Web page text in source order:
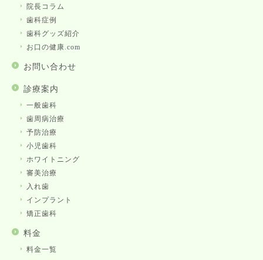
院長コラム
歯科症例
歯科グッズ紹介
お口の健康.com
お問い合わせ
診療案内
一般歯科
歯周病治療
予防治療
小児歯科
ホワイトニング
審美治療
入れ歯
インプラント
矯正歯科
料金
料金一覧